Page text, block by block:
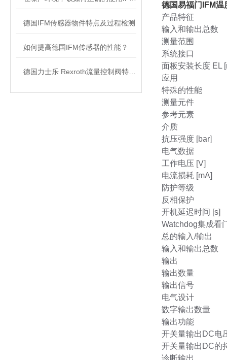
德国IFM传感器物件特点及过程检测
如何提高德国IFM传感器的性能？
德国易福门IFM温
产品特征
输入和输出总数
测量范围
系统接口
面板安装长度 EL
应用
特殊的性能
测量元件
参考元素
介质
抗压强度 [bar]
电气数据
工作电压 [V]
电流损耗 [mA]
防护等级
反相保护
开机延迟时间 [s]
Watchdog集成看
总的输入/输出
输入和输出总数
输出
输出数量
输出信号
电气设计
数字输出数量
输出功能
开关量输出DC电
开关量输出DC的
诊断输出